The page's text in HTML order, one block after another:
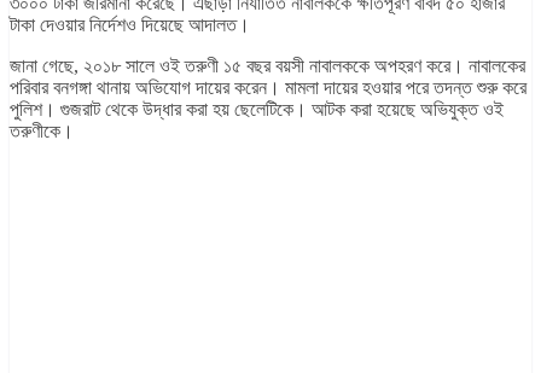
টাকা দেওয়ার নির্দেশও দিয়েছে আদালত।
জানা গেছে, ২০১৮ সালে ওই তরুণী ১৫ বছর বয়সী নাবালককে অপহরণ করে। নাবালকের
পরিবার বনগঙ্গা থানায় অভিযোগ দায়ের করেন। মামলা দায়ের হওয়ার পরে তদন্ত শুরু করে
পুলিশ। গুজরাট থেকে উদ্ধার করা হয় ছেলেটিকে। আটক করা হয়েছে অভিযুক্ত ওই
তরুণীকে।